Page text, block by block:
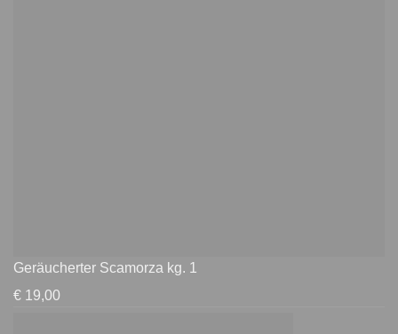
Geräucherter Scamorza kg. 1
€ 19,00